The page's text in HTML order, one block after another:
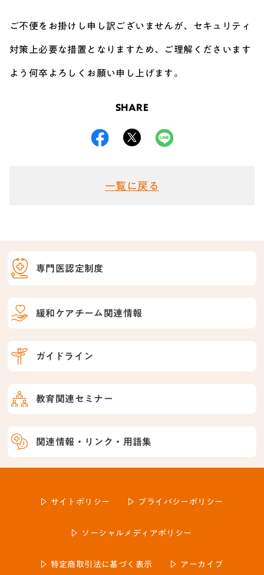
専門医認定制度
緩和ケアチーム関連情報
ガイドライン
教育関連セミナー
関連情報・リンク・用語集
ご不便をお掛けし申し訳ございませんが、セキュリティ
対策上必要な措置となりますため、ご理解くださいます
よう何卒よろしくお願い申し上げます。
SHARE
一覧に戻る
サイトポリシー プライバシーポリシー
ソーシャルメディアポリシー
特定商取引法に基づく表示 アーカイブ